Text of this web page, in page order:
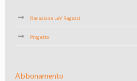
Redazione LeV Ragazzi
Progetto
Abbonamento